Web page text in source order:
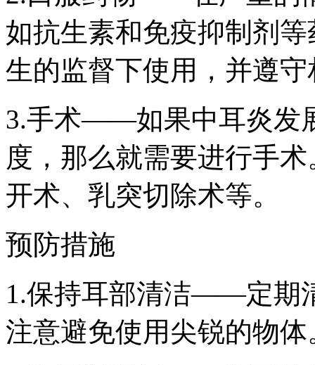
如抗生素和免疫抑制剂
生的监督下使用，并遵
3.手术——如果中耳炎发
度，那么就需要进行手
开术、乳突切除术等。
预防措施
1.保持耳部清洁——定期
注意避免使用尖锐的物体